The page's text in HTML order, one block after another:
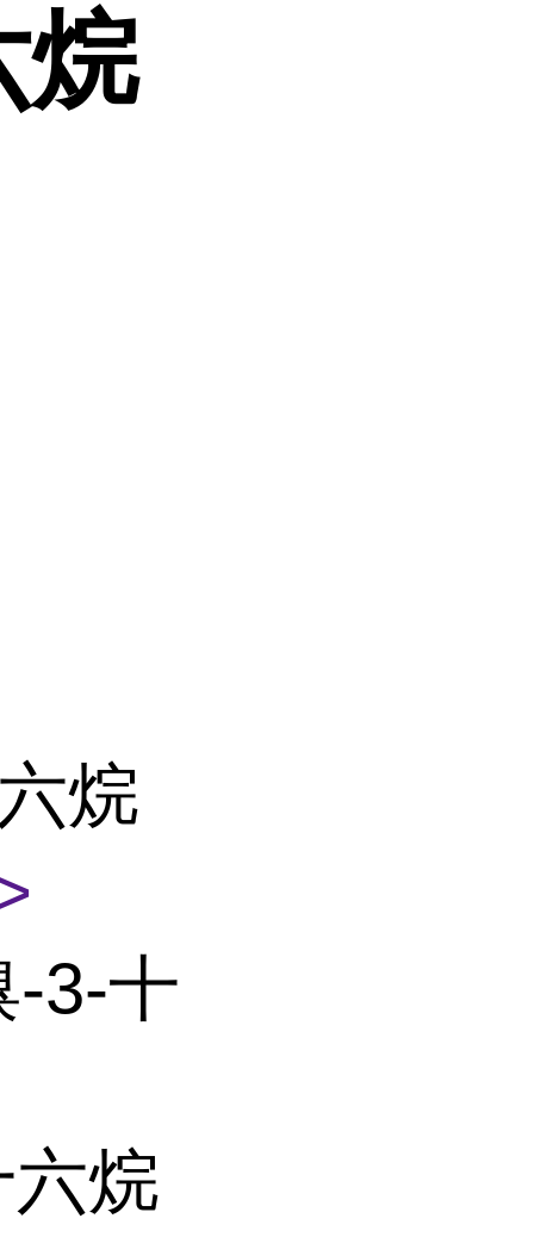
烷
烷
-3-十
烷